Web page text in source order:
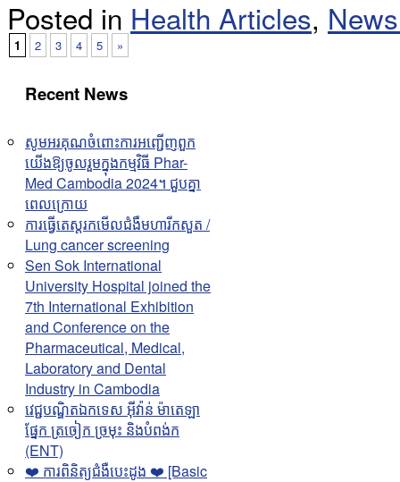
Posted in Health Articles,
1 2 3 4 5 »
Recent News
សូមអរគុណចំពោះការអញ្ជើញពួក
យើងឱ្យចូលរួមក្នុងកម្មវិធី Phar-
Med Cambodia 2024។ ជួបគ្នា
ពេលក្រោយ
ការធ្វើតេស្តរកមើលជំងឺមហារីកសួត /
Lung cancer screening
Sen Sok International
University Hospital joined the
7th International Exhibition
and Conference on the
Pharmaceutical, Medical,
Laboratory and Dental
Industry in Cambodia
វេជ្ជបណ្ឌិតឯកទេស អុីវ៉ាន់ ម៉ាតេឡា
ផ្នែក ត្រចៀក ច្រមុះ និងបំពង់ក
(ENT)
❤️ ការពិនិត្យជំងឺបេះដូង ❤️ [Basic